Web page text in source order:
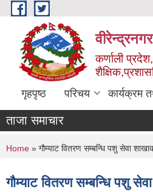
Skip to main content
कर्णाली
गृहपृष्ठ परिचय कार्यक्रम
ताजा समाचार
You are here
Home » गौम्याट वितरण सम्बन्धि पशु सेवा
गौम्याट वितरण सम्बन्धि पशु